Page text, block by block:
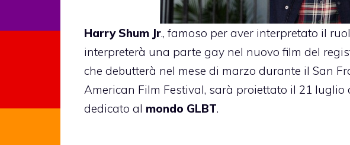
Harry Shum Jr., famoso per aver interpretato il
interpreterà una parte gay nel nuovo film del
che debutterà nel mese di marzo durante il San
American Film Festival, sarà proiettato il 21 luglio
dedicato al mondo GLBT.